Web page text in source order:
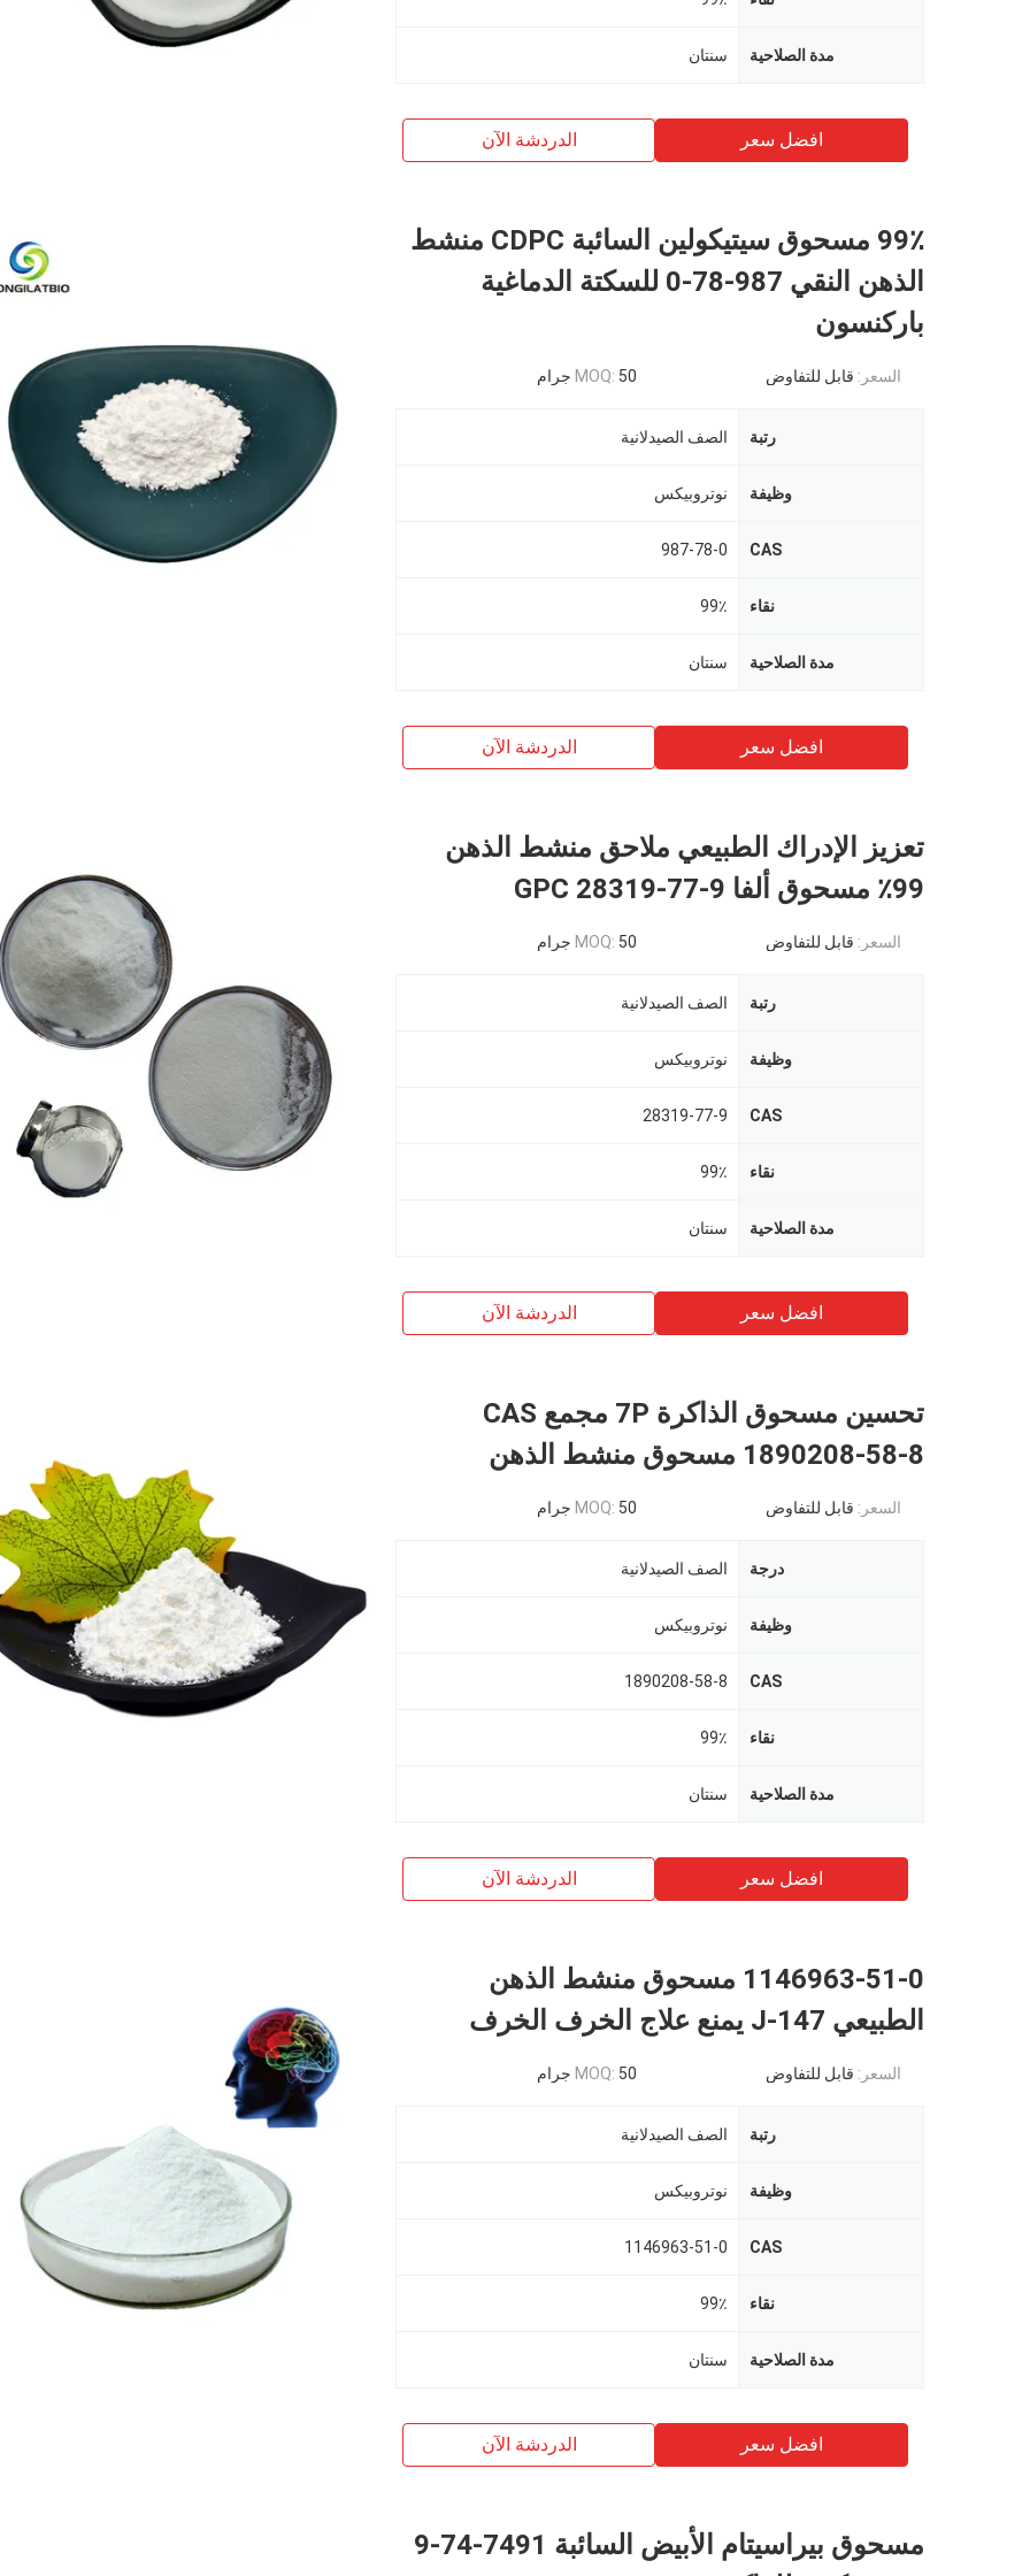
مدة الصلاحية سنتان
افضل سعر الدردشة الآن
99٪ مسحوق سيتيكولين السائبة CDPC منشط
الذهن النقي 987-78-0 للسكتة الدماغية
باركنسون
السعر: قابل للتفاوض MOQ: 50 جرام
رتبة الصف الصيدلانية
وظيفة نوتروبيكس
CAS
987-78-0
نقاء 99٪
مدة الصلاحية سنتان
افضل سعر الدردشة الآن
تعزيز الإدراك الطبيعي ملاحق منشط الذهن
99٪ مسحوق ألفا GPC 28319-77-9
السعر: قابل للتفاوض MOQ: 50 جرام
رتبة الصف الصيدلانية
وظيفة نوتروبيكس
CAS
28319-77-9
نقاء 99٪
مدة الصلاحية سنتان
افضل سعر الدردشة الآن
تحسين مسحوق الذاكرة 7P مجمع CAS
1890208-58-8 مسحوق منشط الذهن
السعر: قابل للتفاوض MOQ: 50 جرام
درجة الصف الصيدلانية
وظيفة نوتروبيكس
CAS
1890208-58-8
نقاء 99٪
مدة الصلاحية سنتان
افضل سعر الدردشة الآن
1146963-51-0 مسحوق منشط الذهن
الطبيعي J-147 يمنع علاج الخرف الخرف
السعر: قابل للتفاوض MOQ: 50 جرام
رتبة الصف الصيدلانية
وظيفة نوتروبيكس
CAS
1146963-51-0
نقاء 99٪
مدة الصلاحية سنتان
افضل سعر الدردشة الآن
مسحوق بيراسيتام الأبيض السائبة 7491-74-9